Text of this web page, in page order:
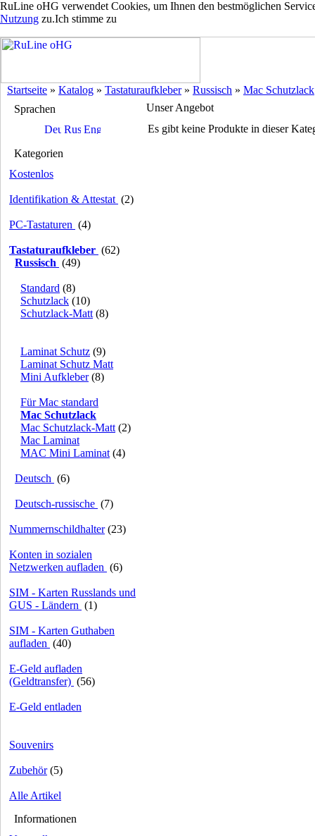
RuLine oHG verwendet Cookies, um Ihnen den bestmöglichen
Nutzung zu.Ich stimme zu
Startseite » Katalog » Tastaturaufkleber» Russisch » Mac Schutzlack
Sprachen
Kategorien
Kostenlos
Identifikation & Attestat (2)
PC-Tastaturen (4)
Tastaturaufkleber (62)
Russisch (49)
Standard (8)
Schutzlack (10)
Schutzlack-Matt (8)
Laminat Schutz (9)
Laminat Schutz Matt
Mini Aufkleber(8)
Für Mac standard
Mac Schutzlack
Mac Schutzlack-Matt (2)
Mac Laminat
MAC Mini Laminat (4)
Deutsch (6)
Deutsch-russische (7)
Nummernschildhalter(23)
Konten in sozialen
Netzwerken aufladen (6)
SIM - Karten Russlands und
GUS - Ländern (1)
SIM - Karten Guthaben
aufladen (40)
E-Geld aufladen
(Geldtransfer) (56)
E-Geld entladen
Souvenirs
Zubehör(5)
Alle Artikel
Informationen
Unser Angebot
Es gibt keine Produkte in dieser